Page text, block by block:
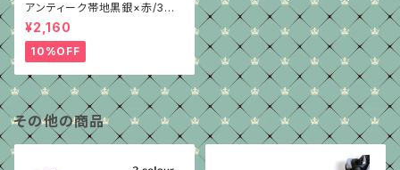
アンティーク帯地黒銀×赤/3種/
ちりめん/はいからさんリボン
¥2,160
10%OFF
その他の商品